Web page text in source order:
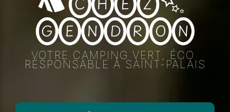
VOTRE CAMPING VERT, ÉCO
RESPONSABLE À SAINT-PALAIS